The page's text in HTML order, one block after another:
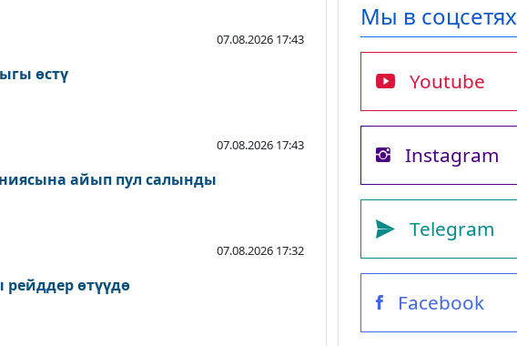
07.08.2026 17:43
өстү
07.08.2026 17:43
айып пул салынды
07.08.2026 17:32
өтүүдө
Мы в соцсетях
Youtube
Instagram
Telegram
Facebook